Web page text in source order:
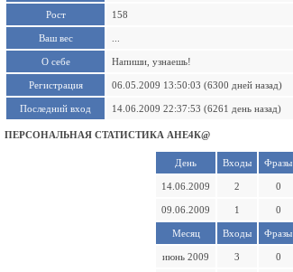
Рост 158
Ваш вес
О себе Напиши, узнаешь!
Регистрация 06.05.2009 13:50:03 (6300 дней назад)
Последний вход 14.06.2009 22:37:53 (6261 день назад)
ПЕРСОНАЛЬНАЯ СТАТИСТИКА АНЕ4К@
День Входы Фразы
14.06.2009 2 0
09.06.2009 1 0
Месяц Входы Фразы
июнь 2009 3 0